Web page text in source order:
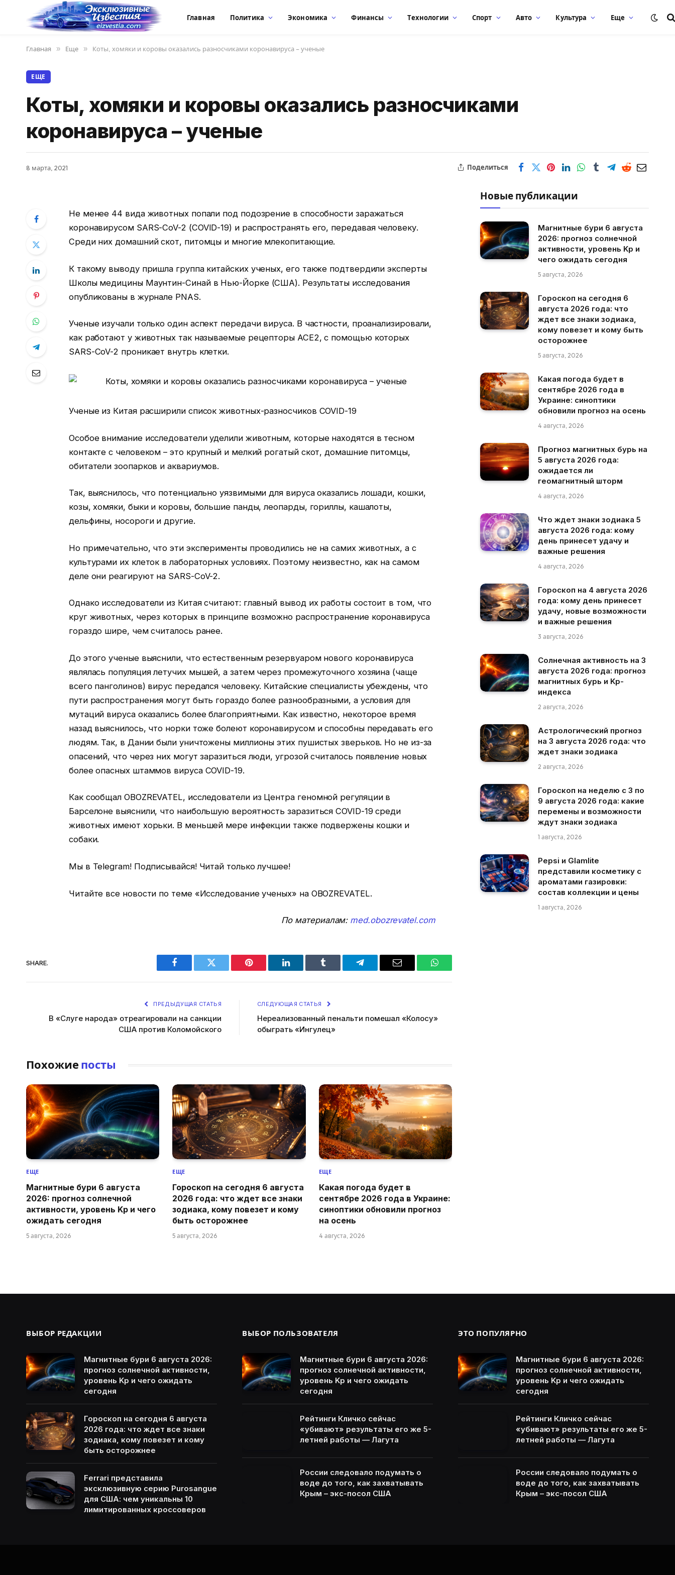
Главная Политика Экономика Финансы Технологии Спорт Авто Культура Еще
Главная » Еще » Коты, хомяки и коровы оказались разносчиками коронавируса – ученые
ЕЩЕ
Коты, хомяки и коровы оказались разносчиками
коронавируса – ученые
8 марта, 2021 Поделиться
Не менее 44 вида животных попали под подозрение в способности заражаться
коронавирусом SARS-CoV-2 (COVID-19) и распространять его, передавая человеку.
Среди них домашний скот, питомцы и многие млекопитающие.
К такому выводу пришла группа китайских ученых, его также подтвердили эксперты
Школы медицины Маунтин-Синай в Нью-Йорке (США). Результаты исследования
опубликованы в журнале PNAS.
Ученые изучали только один аспект передачи вируса. В частности, проанализировали,
как работают у животных так называемые рецепторы ACE2, с помощью которых
SARS-CoV-2 проникает внутрь клетки.
Ученые из Китая расширили список животных-разносчиков COVID-19
Особое внимание исследователи уделили животным, которые находятся в тесном
контакте с человеком – это крупный и мелкий рогатый скот, домашние питомцы,
обитатели зоопарков и аквариумов.
Так, выяснилось, что потенциально уязвимыми для вируса оказались лошади, кошки,
козы, хомяки, быки и коровы, большие панды, леопарды, гориллы, кашалоты,
дельфины, носороги и другие.
Но примечательно, что эти эксперименты проводились не на самих животных, а с
культурами их клеток в лабораторных условиях. Поэтому неизвестно, как на самом
деле они реагируют на SARS-CoV-2.
Однако исследователи из Китая считают: главный вывод их работы состоит в том, что
круг животных, через которых в принципе возможно распространение коронавируса
гораздо шире, чем считалось ранее.
До этого ученые выяснили, что естественным резервуаром нового коронавируса
являлась популяция летучих мышей, а затем через промежуточного хозяина (чаще
всего панголинов) вирус передался человеку. Китайские специалисты убеждены, что
пути распространения могут быть гораздо более разнообразными, а условия для
мутаций вируса оказались более благоприятными. Как известно, некоторое время
назад выяснилось, что норки тоже болеют коронавирусом и способны передавать его
людям. Так, в Дании были уничтожены миллионы этих пушистых зверьков. Но не из-за
опасений, что через них могут заразиться люди, угрозой считалось появление новых
более опасных штаммов вируса COVID-19.
Как сообщал OBOZREVATEL, исследователи из Центра геномной регуляции в
Барселоне выяснили, что наибольшую вероятность заразиться COVID-19 cреди
животных имеют хорьки. В меньшей мере инфекции также подвержены кошки и
собаки.
Мы в Telegram! Подписывайся! Читай только лучшее!
Читайте все новости по теме «Исследование ученых» на OBOZREVATEL.
По материалам: med.obozrevatel.com
SHARE.
Facebook Twitter Pinterest LinkedIn Tumblr Telegram Email WhatsApp
ПРЕДЫДУЩАЯ СТАТЬЯ
В «Слуге народа» отреагировали на санкции
США против Коломойского
СЛЕДУЮЩАЯ СТАТЬЯ
Нереализованный пенальти помешал «Колосу»
обыграть «Ингулец»
Похожие посты
ЕЩЕ
Магнитные бури 6 августа
2026: прогноз солнечной
активности, уровень Kp и чего
ожидать сегодня
5 августа, 2026
ЕЩЕ
Гороскоп на сегодня 6 августа
2026 года: что ждет все знаки
зодиака, кому повезет и кому
быть осторожнее
5 августа, 2026
ЕЩЕ
Какая погода будет в
сентябре 2026 года в Украине:
синоптики обновили прогноз
на осень
4 августа, 2026
Новые публикации
Магнитные бури 6 августа
2026: прогноз солнечной
активности, уровень Kp и
чего ожидать сегодня
5 августа, 2026
Гороскоп на сегодня 6
августа 2026 года: что
ждет все знаки зодиака,
кому повезет и кому быть
осторожнее
5 августа, 2026
Какая погода будет в
сентябре 2026 года в
Украине: синоптики
обновили прогноз на осень
4 августа, 2026
Прогноз магнитных бурь на
5 августа 2026 года:
ожидается ли
геомагнитный шторм
4 августа, 2026
Что ждет знаки зодиака 5
августа 2026 года: кому
день принесет удачу и
важные решения
4 августа, 2026
Гороскоп на 4 августа 2026
года: кому день принесет
удачу, новые возможности
и важные решения
3 августа, 2026
Солнечная активность на 3
августа 2026 года: прогноз
магнитных бурь и Kp-
индекса
2 августа, 2026
Астрологический прогноз
на 3 августа 2026 года: что
ждет знаки зодиака
2 августа, 2026
Гороскоп на неделю с 3 по
9 августа 2026 года: какие
перемены и возможности
ждут знаки зодиака
1 августа, 2026
Pepsi и Glamlite
представили косметику с
ароматами газировки:
состав коллекции и цены
1 августа, 2026
ВЫБОР РЕДАКЦИИ
Магнитные бури 6 августа 2026:
прогноз солнечной активности,
уровень Kp и чего ожидать
сегодня
Гороскоп на сегодня 6 августа
2026 года: что ждет все знаки
зодиака, кому повезет и кому
быть осторожнее
Ferrari представила
эксклюзивную серию Purosangue
для США: чем уникальны 10
лимитированных кроссоверов
ВЫБОР ПОЛЬЗОВАТЕЛЯ
Магнитные бури 6 августа 2026:
прогноз солнечной активности,
уровень Kp и чего ожидать
сегодня
Рейтинги Кличко сейчас
«убивают» результаты его же 5-
летней работы — Лагута
России следовало подумать о
воде до того, как захватывать
Крым – экс-посол США
ЭТО ПОПУЛЯРНО
Магнитные бури 6 августа 2026:
прогноз солнечной активности,
уровень Kp и чего ожидать
сегодня
Рейтинги Кличко сейчас
«убивают» результаты его же 5-
летней работы — Лагута
России следовало подумать о
воде до того, как захватывать
Крым – экс-посол США